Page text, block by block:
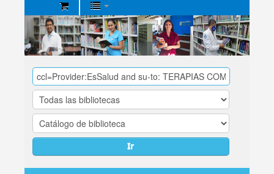
Biblioteca
Central
EsSalud
Ir